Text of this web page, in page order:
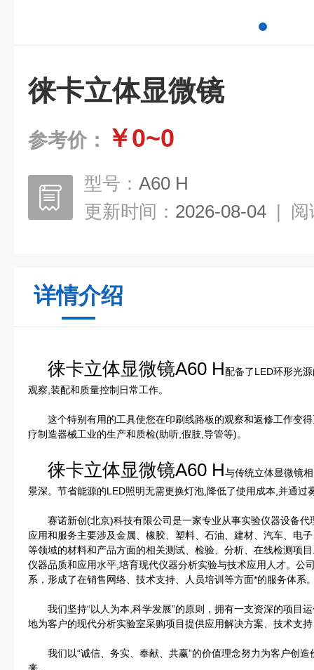
徕卡立体显微镜
参考价： ￥0~0
型号： A60 H
更新时间： 2026-08-04 | 阅
详情介绍
徕卡立体显微镜A60 H配备了LED环形光
观察,装配和质量控制日常工作。
这个特别有用的工具使您在印刷线路板的观察和返修工作变得
疗制造器械工业的生产和质检(助听,假肢,导管等)。
徕卡立体显微镜A60 H与传统立体显微镜
景深。节省能源的LED照明无需更换灯泡,降低了使用成本,并通过
赛诺新创(北京)科技有限公司是一家专业从事实验仪器设备代
应用和服务主要涉及金属、橡胶、塑料、石油、建材、汽车、电
等领域的材料和产品方面的相关测试、检验、分析、在线检测
仪器品质和应用水平,培育现代仪器分析实验与技术应用人才。公
系，形成了在销售网络、技术支持、人员培训等方面*的服务体系
我们坚持“以人为本,科学发展”的原则，拥有一支资深的项目
地为客户的现代分析实验室采购项目提供应用解决方案、技术支
我们以“诚信、务实、奉献、共赢”的价值理念努力为客户创造